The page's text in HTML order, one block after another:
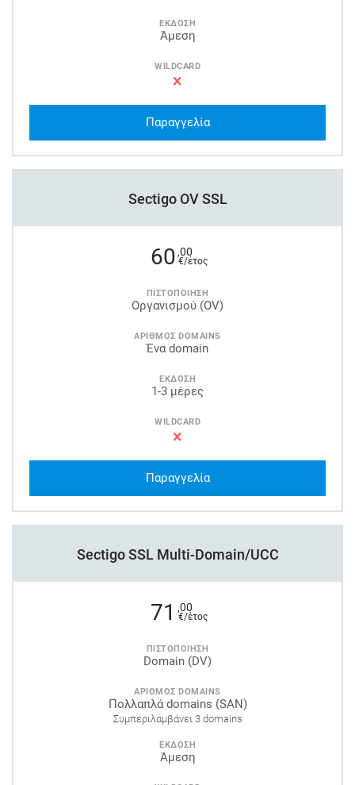
ΕΚΔΟΣΗ
Άμεση
WILDCARD
Παραγγελία
Sectigo OV SSL
60 ,00
€/έτος
ΠΙΣΤΟΠΟΙΗΣΗ
Οργανισμού (OV)
ΑΡΙΘΜΟΣ DOMAINS
Ένα domain
ΕΚΔΟΣΗ
1-3 μέρες
WILDCARD
Παραγγελία
Sectigo SSL Multi-Domain/UCC
71 ,00
€/έτος
ΠΙΣΤΟΠΟΙΗΣΗ
Domain (DV)
ΑΡΙΘΜΟΣ DOMAINS
Πολλαπλά domains (SAN)
Συμπεριλαμβάνει 3 domains
ΕΚΔΟΣΗ
Άμεση